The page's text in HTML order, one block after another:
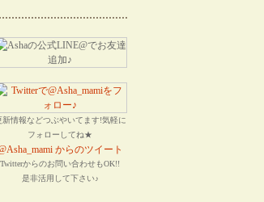
新情報などつぶやいてます!気軽に
フォローしてね★
からのツイート
Twitterからのお問い合わせもOK!!
是非活用して下さい♪